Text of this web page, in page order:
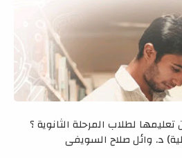
لطلاب المرحلة الثانوية ؟
د. وائل صلاح السويفي